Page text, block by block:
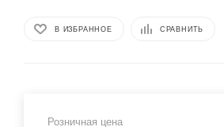
В ИЗБРАННОЕ СРАВНИТЬ
Розничная цена